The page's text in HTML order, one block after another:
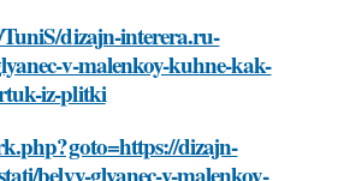
dizajn-interera.ru-
v-malenkoy-kuhne-kak-
iz-plitki
dizajn-
belyy-glyanec-v-malenkoy-